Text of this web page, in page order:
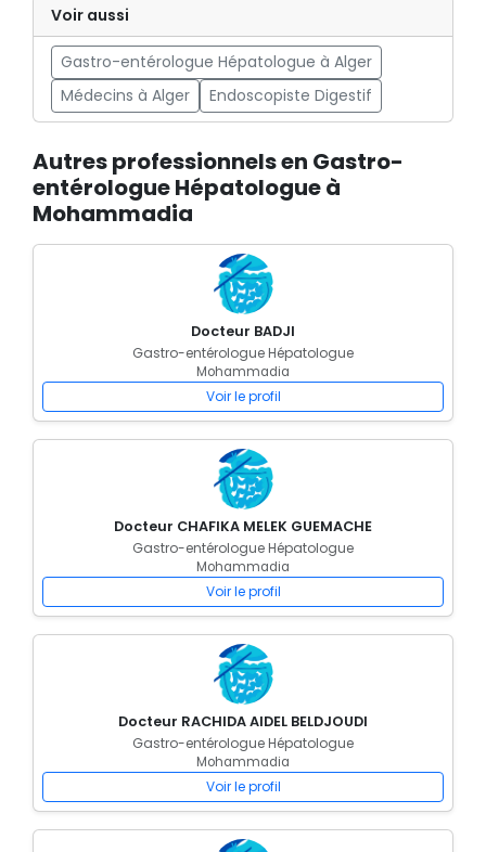
Voir aussi
Gastro-entérologue Hépatologue à Alger
Médecins à Alger
Endoscopiste Digestif
Autres professionnels en Gastro-
entérologue Hépatologue à
Mohammadia
Docteur BADJI
Gastro-entérologue Hépatologue
Mohammadia
Voir le profil
Docteur CHAFIKA MELEK GUEMACHE
Gastro-entérologue Hépatologue
Mohammadia
Voir le profil
Docteur RACHIDA AIDEL BELDJOUDI
Gastro-entérologue Hépatologue
Mohammadia
Voir le profil